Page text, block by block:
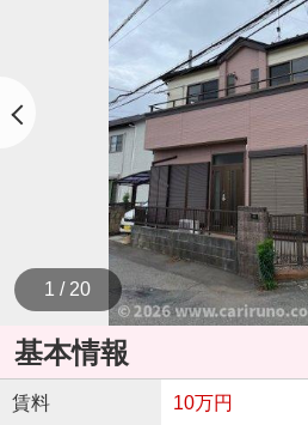
1 / 20
基本情報
賃料 10万円